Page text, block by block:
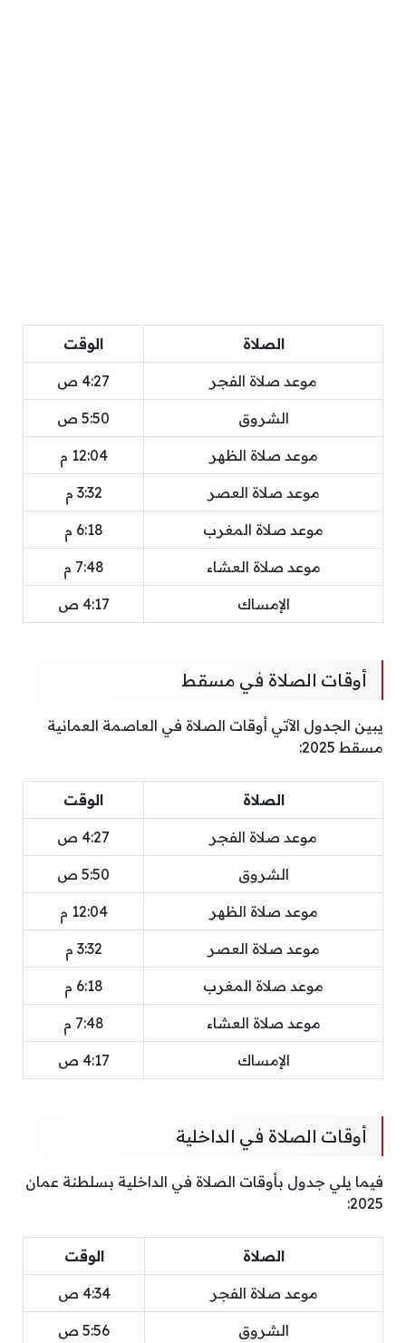
الصلاة الوقت
موعد صلاة الفجر 4:27 ص
الشروق 5:50 ص
موعد صلاة الظهر 12:04 م
موعد صلاة العصر 3:32 م
موعد صلاة المغرب 6:18 م
موعد صلاة العشاء 7:48 م
الإمساك 4:17 ص
أوقات الصلاة في مسقط
يبين الجدول الآتي أوقات الصلاة في العاصمة العمانية
مسقط 2025:
الصلاة الوقت
موعد صلاة الفجر 4:27 ص
الشروق 5:50 ص
موعد صلاة الظهر 12:04 م
موعد صلاة العصر 3:32 م
موعد صلاة المغرب 6:18 م
موعد صلاة العشاء 7:48 م
الإمساك 4:17 ص
أوقات الصلاة في الداخلية
فيما يلي جدول بأوقات الصلاة في الداخلية بسلطنة عمان
2025:
الصلاة الوقت
موعد صلاة الفجر 4:34 ص
الشروق 5:56 ص